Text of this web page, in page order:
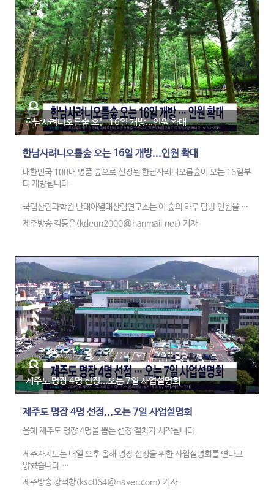
이는 부모가 함께 육아휴직을 쓰면 6개월간 급여를 통상임금 100%로
올려 연간 최대 2960만원을 받을 수 있게 한 6+6 부모 함께 육아휴직
제가 시행된 효과로 분석됩니다.
한남사려니오름숲 오는 16일 개방...인원 확대
한남사려니오름숲 오는 16일 개방...인원 확대
대한민국 100대 명품 숲으로 선정된 한남사려니오름숲이 오는 16일부
터 개방됩니다.
국립산림과학원 난대아열대산림연구소는 이 숲의 하루 탐방 인원을 기
존 3백명에서 4백명으로 확대해 운영할 계획입니다.
제주방송 김동은(kdeun2000@hanmail.net) 기자
제주도 명장 4명 선정...오는 7일 사업설명회
제주도 명장 4명 선정...오는 7일 사업설명회
올해 제주도 명장 4명을 뽑는 선정 절차가 시작됩니다.
제주자치도는 내일 오후 올해 명장 선정을 위한 사업설명회를 연다고
밝혔습니다.
선정 분야는 38개 분야 92개 직종이고, 신청 접수는 오는 11일부터 29
제주방송 강석창(ksc064@naver.com) 기자